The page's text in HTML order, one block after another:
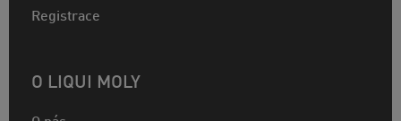
Registrace
O LIQUI MOLY